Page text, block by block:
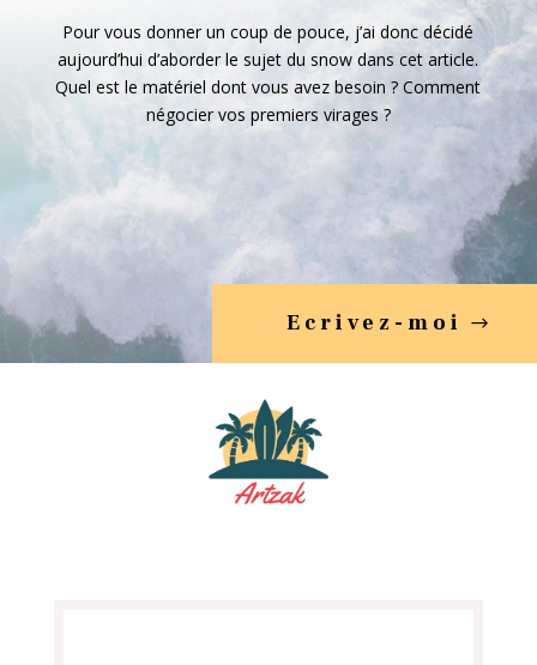
Pour vous donner un coup de pouce, j’ai donc décidé
aujourd’hui d’aborder le sujet du snow dans cet article.
Quel est le matériel dont vous avez besoin ? Comment
négocier vos premiers virages ?
Ecrivez-moi